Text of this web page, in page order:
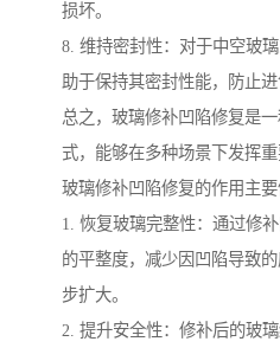
损坏。
8. 维持密封性：对于中空玻
助于保持其密封性能，防止进
总之，玻璃修补凹陷修复是
式，能够在多种场景下发挥重
玻璃修补凹陷修复的作用主要
1. 恢复玻璃完整性：通过修
的平整度，减少因凹陷导致
步扩大。
2. 提升安全性：修补后的玻